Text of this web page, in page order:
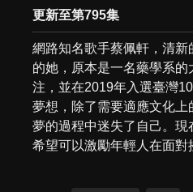
更新至第795集
網路知名歌手蔡佩軒，清
的她，原本是一名藥學系
注，並在2019年入選臺灣
夢想，除了需要適應文化
夢的過程中迷失了自己。現
希望可以激勵年輕人在面對